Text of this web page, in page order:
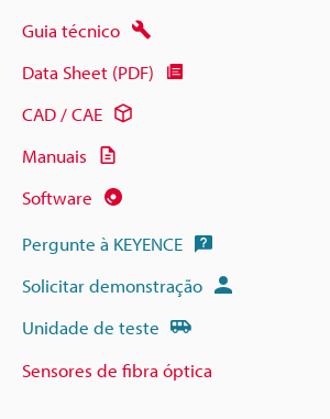
Guia técnico
Data Sheet (PDF)
CAD / CAE
Manuais
Software
Pergunte à KEYENCE
Solicitar demonstração
Unidade de teste
Sensores de fibra óptica